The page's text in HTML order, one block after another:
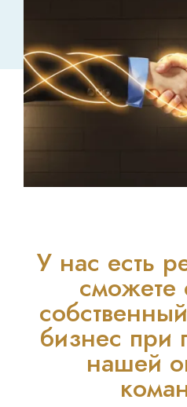
У нас есть
сможете
бизнес при
нашей